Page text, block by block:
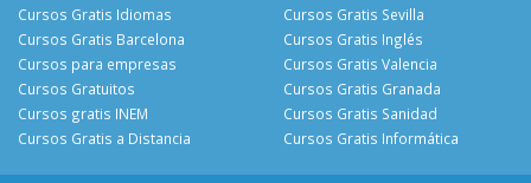
Cursos Gratis Idiomas
Cursos Gratis Barcelona
Cursos Gratis Sevilla
Cursos Gratis Inglés
Cursos para empresas
Cursos Gratuitos
Cursos gratis INEM
Cursos Gratis a Distancia
Cursos Gratis Valencia
Cursos Gratis Granada
Cursos Gratis Sanidad
Cursos Gratis Informática